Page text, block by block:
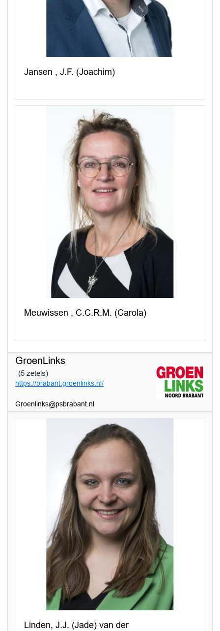
Jansen , J.F. (Joachim)
Meuwissen , C.C.R.M. (Carola)
GroenLinks
(5 zetels)
https://brabant.groenlinks.nl/
Groenlinks@psbrabant.nl
Linden, J.J. (Jade) van der